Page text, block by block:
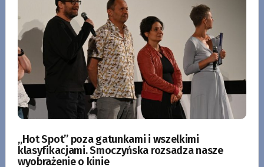
„Hot Spot” poza gatunkami i wszelkimi
klasyfikacjami. Smoczyńska rozsadza nasze
wyobrażenie o kinie